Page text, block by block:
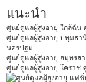
แนะนำ
ศูนย์ดูแลผู้สูงอายุ ใกล้ฉัน
ศูนย์ดูแลผู้สูงอายุ ปทุมธา
นครปฐม
ศูนย์ดูแลผู้สูงอายุ สมุทรส
ศูนย์ดูแลผู้สูงอายุ โคราช